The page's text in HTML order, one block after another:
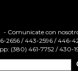
- Comunicate con
2656 / 443-2596 / 446-
(380) 461-7752 / 430-